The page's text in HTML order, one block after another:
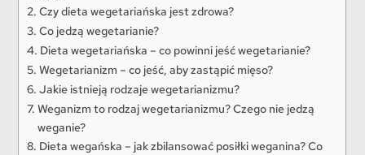
Czy dieta wegetariańska jest zdrowa?
Co jedzą wegetarianie?
Dieta wegetariańska – co powinni jeść wegetarianie?
Wegetarianizm – co jeść, aby zastąpić mięso?
Jakie istnieją rodzaje wegetarianizmu?
Weganizm to rodzaj wegetarianizmu? Czego nie jedzą
weganie?
Dieta wegańska – jak zbilansować posiłki weganina? Co